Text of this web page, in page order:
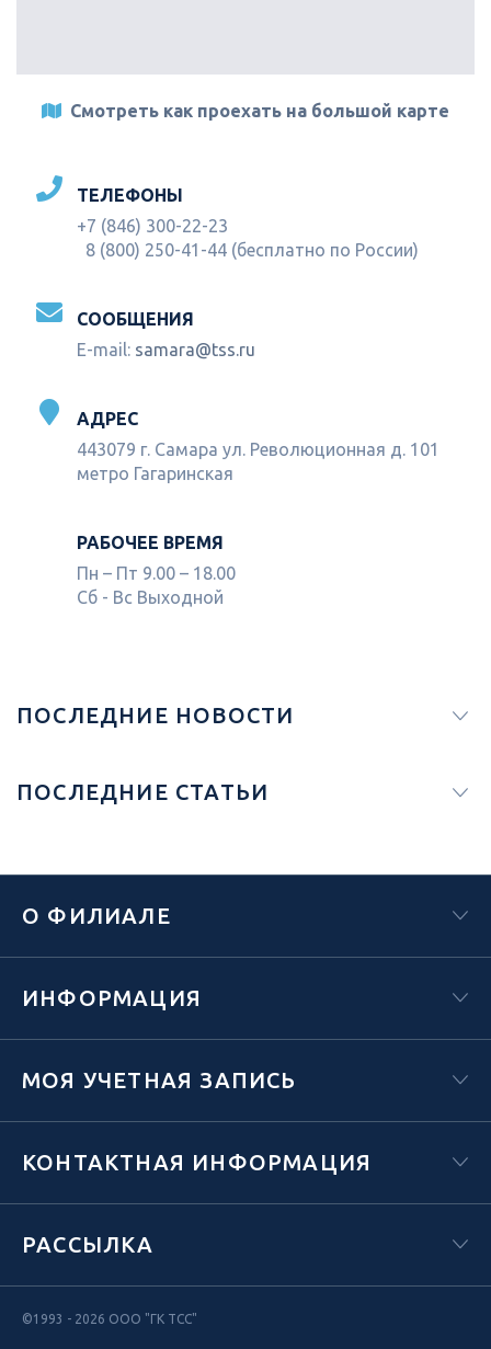
Смотреть как проехать на большой карте
ТЕЛЕФОНЫ
+7 (846) 300-22-23
8 (800) 250-41-44 (бесплатно по России)
СООБЩЕНИЯ
E-mail: samara@tss.ru
АДРЕС
443079 г. Самара ул. Революционная д. 101
метро Гагаринская
РАБОЧЕЕ ВРЕМЯ
Пн – Пт 9.00 – 18.00
Сб - Вс Выходной
ПОСЛЕДНИЕ НОВОСТИ
ПОСЛЕДНИЕ СТАТЬИ
О ФИЛИАЛЕ
ИНФОРМАЦИЯ
МОЯ УЧЕТНАЯ ЗАПИСЬ
КОНТАКТНАЯ ИНФОРМАЦИЯ
РАССЫЛКА
©1993 - 2026 ООО "ГК ТСС"